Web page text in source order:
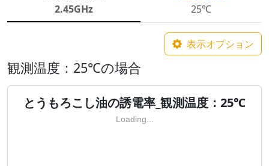
2.45GHz 25℃
表示オプション
観測温度：25℃の場合
とうもろこし油の誘電率_観測温度：25℃
Loading...